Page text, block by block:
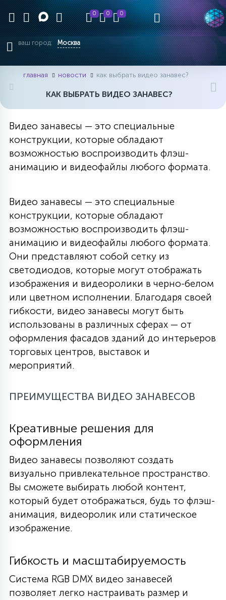
0 0 0
ваш город: Москва
главная новости как выбрать видео занавес?
КАК ВЫБРАТЬ ВИДЕО ЗАНАВЕС?
Видео занавесы — это специальные
конструкции, которые обладают
возможностью воспроизводить флэш-
анимацию и видеофайлы любого формата.
Видео занавесы — это специальные
конструкции, которые обладают
возможностью воспроизводить флэш-
анимацию и видеофайлы любого формата.
Они представляют собой сетку из
светодиодов, которые могут отображать
изображения и видеоролики в черно-белом
или цветном исполнении. Благодаря своей
гибкости, видео занавесы могут быть
использованы в различных сферах — от
оформления фасадов зданий до интерьеров
торговых центров, выставок и
мероприятий.
ПРЕИМУЩЕСТВА ВИДЕО ЗАНАВЕСОВ
Креативные решения для
оформления
Видео занавесы позволяют создать
визуально привлекательное пространство.
Вы сможете выбирать любой контент,
который будет отображаться, будь то флэш-
анимация, видеоролик или статическое
изображение.
Гибкость и масштабируемость
Система RGB DMX видео занавесей
позволяет легко настраивать размер и